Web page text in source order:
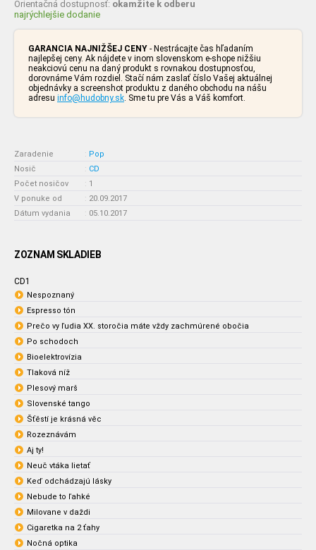
Orientačná dostupnosť: okamžite k odberu
najrýchlejšie dodanie
GARANCIA NAJNIŽŠEJ CENY - Nestrácajte čas hľadaním
najlepšej ceny. Ak nájdete v inom slovenskom e-shope nižšiu
neakciovú cenu na daný produkt s rovnakou dostupnosťou,
dorovnáme Vám rozdiel. Stačí nám zaslať číslo Vašej aktuálnej
objednávky a screenshot produktu z daného obchodu na nášu
adresu info@hudobny.sk. Sme tu pre Vás a Váš komfort.
Zaradenie : Pop
Nosič
: CD
Počet nosičov
: 1
V ponuke od
: 20.09.2017
Dátum vydania
: 05.10.2017
ZOZNAM SKLADIEB
CD1
Nespoznaný
Espresso tón
Prečo vy ľudia XX. storočia máte vždy zachmúrené obočia
Po schodoch
Bioelektrovízia
Tlaková níž
Plesový marš
Slovenské tango
Šťěstí je krásná věc
Rozeznávám
Aj ty!
Neuč vtáka lietať
Keď odchádzajú lásky
Nebude to ľahké
Milovane v daždi
Cigaretka na 2 ťahy
Nočná optika